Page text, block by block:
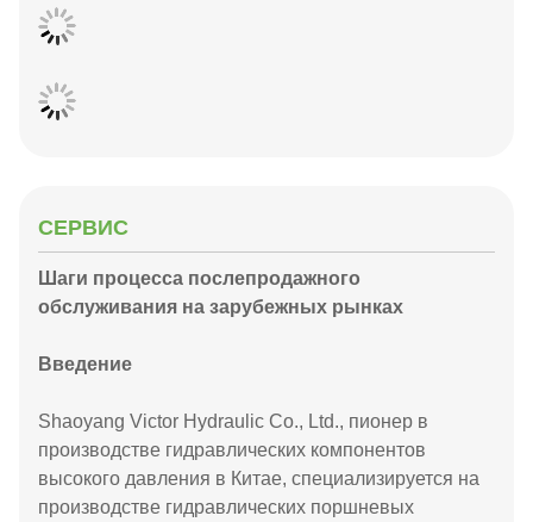
СЕРВИС
Шаги процесса послепродажного
обслуживания на зарубежных рынках
Введение
Shaoyang Victor Hydraulic Co., Ltd., пионер в
производстве гидравлических компонентов
высокого давления в Китае, специализируется на
производстве гидравлических поршневых